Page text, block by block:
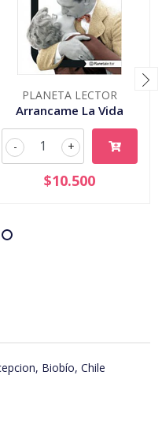
PLANETA LECTOR
Arrancame La Vida
+
-
$10.500
Biobío, Chile